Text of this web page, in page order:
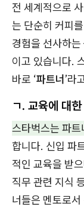
전 세계적으로
는 단순히 커피
경험을 선사하
이고 있습니다.
바로 ‘파트너’라
ㄱ. 교육에 대
스타벅스는 파
합니다. 신입 파
적인 교육을 받
직무 관련 지식
너들은 멘토로